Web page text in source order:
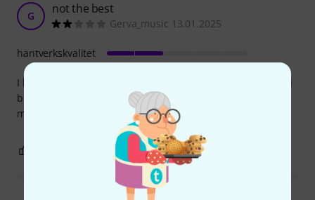
G not the best
Gerva_music 13.01.2025
I have heard before about Pisoni and thought it was a good
brand. But I'm a little deceived with the quality of the
material they use. I can't really recommend it.
hantverkskvalitet
ANMÄL RECENSION